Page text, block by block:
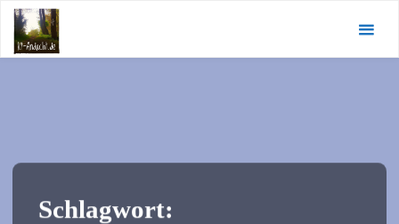
Zum
Inhalt
springen
Schlagwort: